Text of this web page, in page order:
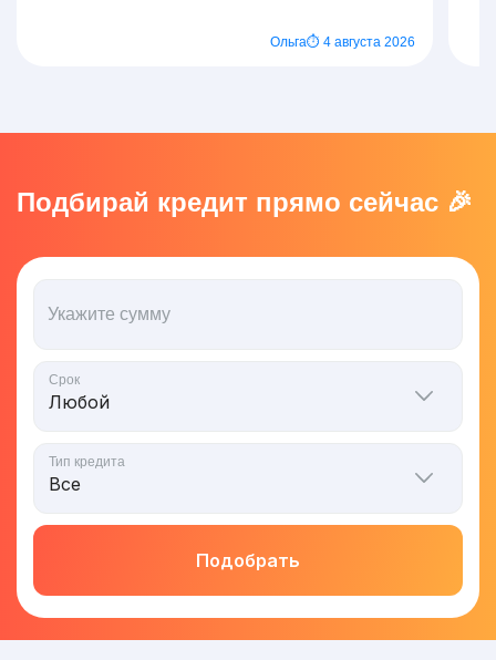
Ольга⏱ 4 августа 2026
Подбирай кредит прямо сейчас 🎉
Укажите сумму
Срок
Тип кредита
Подобрать